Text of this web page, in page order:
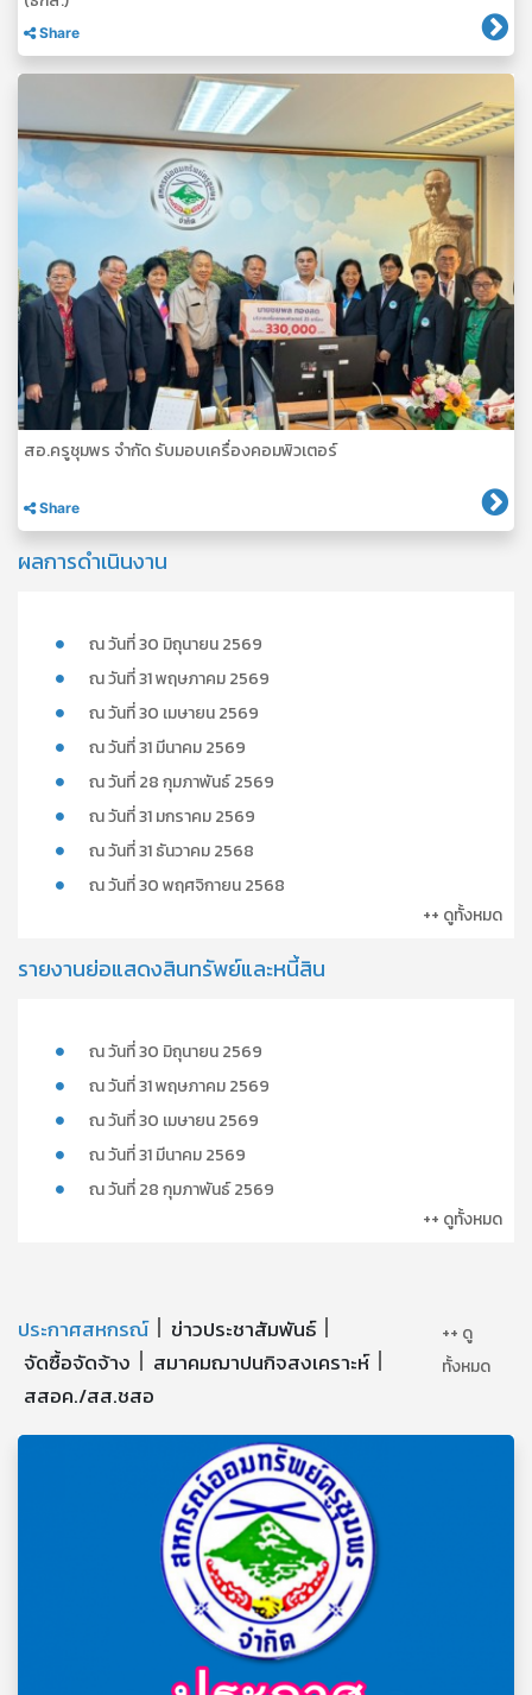
Share
สอ.ครูชุมพร จำกัด รับมอบเครื่องคอมพิวเตอร์
Share
ผลการดำเนินงาน
ณ วันที่ 30 มิถุนายน 2569
ณ วันที่ 31 พฤษภาคม 2569
ณ วันที่ 30 เมษายน 2569
ณ วันที่ 31 มีนาคม 2569
ณ วันที่ 28 กุมภาพันธ์ 2569
ณ วันที่ 31 มกราคม 2569
ณ วันที่ 31 ธันวาคม 2568
ณ วันที่ 30 พฤศจิกายน 2568
++ ดูทั้งหมด
รายงานย่อแสดงสินทรัพย์และหนี้สิน
ณ วันที่ 30 มิถุนายน 2569
ณ วันที่ 31 พฤษภาคม 2569
ณ วันที่ 30 เมษายน 2569
ณ วันที่ 31 มีนาคม 2569
ณ วันที่ 28 กุมภาพันธ์ 2569
++ ดูทั้งหมด
ประกาศสหกรณ์
ข่าวประชาสัมพันธ์
จัดซื้อจัดจ้าง
สมาคมฌาปนกิจสงเคราะห์
สสอค./สส.ชสอ
++ ดู
ทั้งหมด